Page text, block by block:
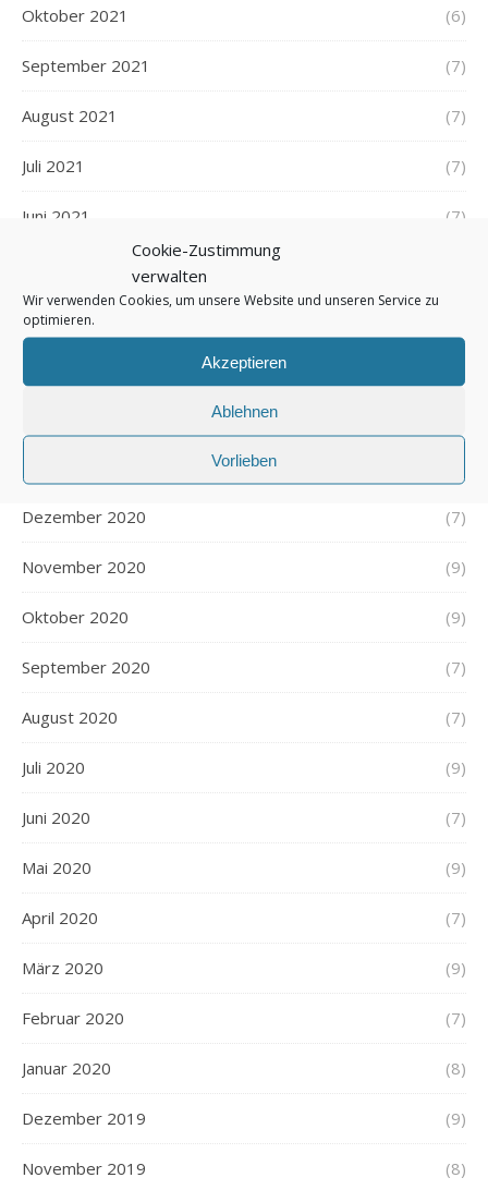
Cookie-Zustimmung
verwalten
Wir verwenden Cookies, um unsere Website und unseren Service zu
optimieren.
Akzeptieren
Ablehnen
Vorlieben
Oktober 2021 (6)
September 2021 (7)
August 2021 (7)
Juli 2021 (7)
Juni 2021 (7)
April 2021
Dezember 2020 (7)
November 2020 (9)
Oktober 2020 (9)
September 2020 (7)
August 2020 (7)
Juli 2020 (9)
Juni 2020 (7)
Mai 2020 (9)
April 2020 (7)
März 2020 (9)
Februar 2020 (7)
Januar 2020 (8)
Dezember 2019 (9)
November 2019 (8)